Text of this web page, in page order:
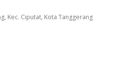
Kec. Ciputat, Kota Tanggerang